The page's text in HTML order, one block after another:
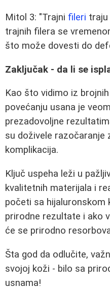
Mitol 3: "Trajni fileri traju
trajnih filera se
što može dovesti do
Zaključak - da li se
Kao što vidimo iz
povećanju usana je
prezadovoljne
su doživele razočaranje
komplikacija.
Ključ uspeha leži u
kvalitetnih materijala i
početi sa hijaluronskom
prirodne rezultate i ako
će se prirodno
Šta god da odlučite,
svojoj koži - bilo sa
usnama!